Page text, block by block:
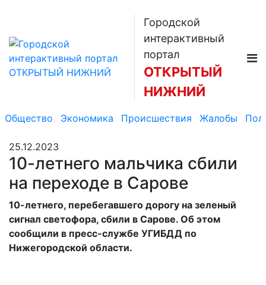
Городской
интерактивный
портал
ОТКРЫТЫЙ
НИЖНИЙ
Общество Экономика Происшествия Жалобы
25.12.2023
10-летнего мальчика сбили
на переходе в Сарове
10-летнего, перебегавшего дорогу на зеленый
сигнал светофора, сбили в Сарове. Об этом
сообщили в пресс-службе УГИБДД по
Нижегородской области.